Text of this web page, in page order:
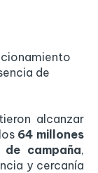
de
alcanzar
64 millones
campaña,
y cercanía